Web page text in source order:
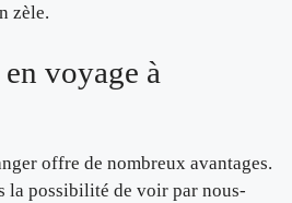
zèle.
voyage à
offre de nombreux avantages.
la possibilité de voir par nous-